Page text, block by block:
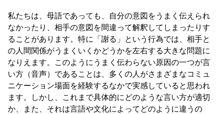
私たちは、母語であっても、自分の意図をうまく伝えられ
なかったり、相手の意図を間違って解釈してしまったりす
ることがあります。特に「謝る」という行為では、相手と
の人間関係がうまくいくかどうかを左右する大きな問題に
なりえます。このようにうまく伝わらない原因の一つが言
い方（音声）であることは、多くの人がさまざまなコミュ
ニケーション場面を経験するなかで実感していると思われ
ます。しかし、これまで具体的にどのような言い方が適切
か、また、それは言語や文化によってどのように違うの